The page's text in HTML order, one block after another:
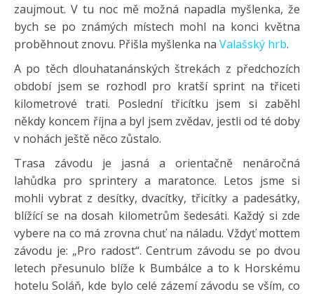
zaujmout. V tu noc mě možná napadla myšlenka, že
bych se po známých místech mohl na konci května
proběhnout znovu. Přišla myšlenka na Valašský hrb.
A po těch dlouhatanánských štrekách z předchozích
období jsem se rozhodl pro kratší sprint na třiceti
kilometrové trati. Poslední třicítku jsem si zaběhl
někdy koncem října a byl jsem zvědav, jestli od té doby
v nohách ještě něco zůstalo.
Trasa závodu je jasná a orientačně nenáročná
lahůdka pro sprintery a maratonce. Letos jsme si
mohli vybrat z desítky, dvacítky, třicítky a padesátky,
blížící se na dosah kilometrům šedesáti. Každý si zde
vybere na co má zrovna chuť na náladu. Vždyť mottem
závodu je: „Pro radost“. Centrum závodu se po dvou
letech přesunulo blíže k Bumbálce a to k Horskému
hotelu Soláň, kde bylo celé zázemí závodu se vším, co